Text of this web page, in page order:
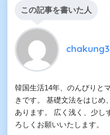
この記事を書いた人
韓国生活14年、のんびりと
きです。 基礎文法をはじめ
あります。 広く浅く、少し
ろしくお願いいたします。